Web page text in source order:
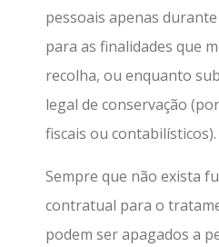
pessoais apenas
para as finalidades que
recolha, ou enquanto
legal de conservação
fiscais ou contabilísticos).
Sempre que não exista
contratual para o
podem ser apagados a